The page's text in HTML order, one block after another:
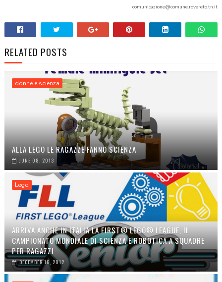
comunicazione@comune.rovereto.tn.it
RELATED POSTS
donne e scienza
ALLA LEGO LE RAGAZZE FANNO SCIENZA
JUNE 08, 2013
Lego
ARRIVA ANCHE IN ITALIA LA FIRST® LEGO® LEAGUE, IL
CAMPIONATO MONDIALE DI SCIENZA E ROBOTICA A SQUADRE
PER RAGAZZI
DECEMBER 16, 2012